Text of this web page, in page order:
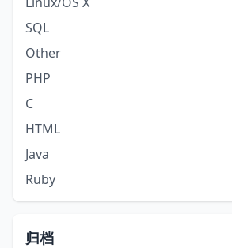
SQL
Other
PHP
C
HTML
Java
Ruby
归档